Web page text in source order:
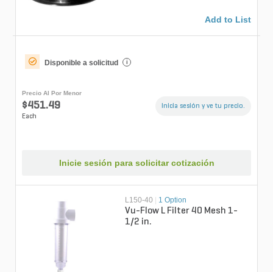
Add to List
Disponible a solicitud i
Precio Al Por Menor
$451.49
Each
Inicia sesión y ve tu precio.
Inicie sesión para solicitar cotización
L150-40 1 Option
Vu-Flow L Filter 40 Mesh 1-
1/2 in.